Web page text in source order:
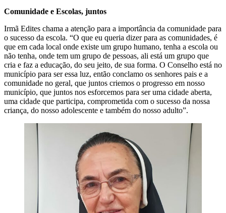
Comunidade e Escolas, juntos
Irmã Edites chama a atenção para a importância da comunidade para
o sucesso da escola. “O que eu queria dizer para as comunidades, é
que em cada local onde existe um grupo humano, tenha a escola ou
não tenha, onde tem um grupo de pessoas, ali está um grupo que
cria e faz a educação, do seu jeito, de sua forma. O Conselho está no
município para ser essa luz, então conclamo os senhores pais e a
comunidade no geral, que juntos criemos o progresso em nosso
município, que juntos nos esforcemos para ser uma cidade aberta,
uma cidade que participa, comprometida com o sucesso da nossa
criança, do nosso adolescente e também do nosso adulto”.